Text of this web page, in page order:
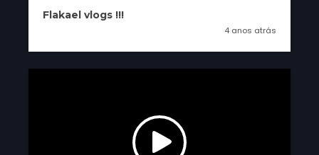
Flakael vlogs !!!
4 anos atrás